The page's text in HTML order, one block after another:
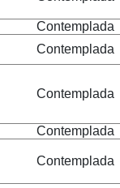
Contemplada
Contemplada
Contemplada
Contemplada
Contemplada